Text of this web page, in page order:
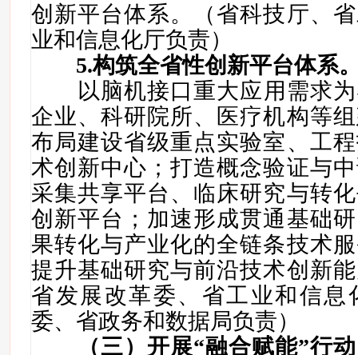
创新平台体系。（省科技厅、
业和信息化厅负责）
5.构筑全省性创新平台体系
以脑机接口重大应用需求
企业、科研院所、医疗机构等
布局建设省级重点实验室、工
术创新中心；打造概念验证与
采集共享平台、临床研究与转
创新平台；加速形成贯通基础
果转化与产业化的全链条技术
提升基础研究与前沿技术创新
省发展改革委、省工业和信息
委、省政务和数据局负责）
（三）开展“融合赋能”行